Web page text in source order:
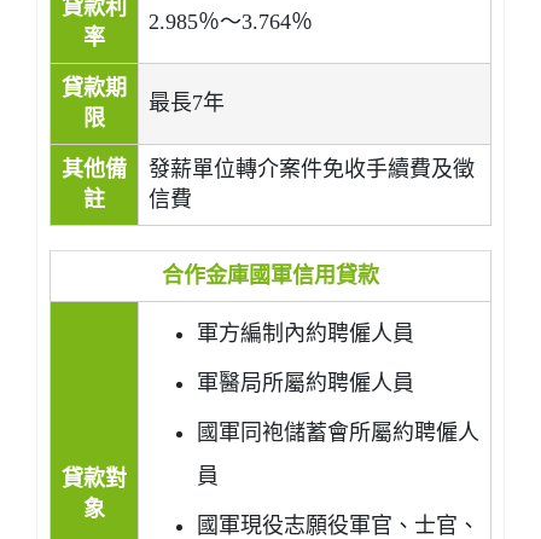
貸款利
率
2.985％～3.764％
貸款期
限
最長7年
其他備
註
發薪單位轉介案件免收手續費及徵
信費
合作金庫國軍信用貸款
貸款對
象
軍方編制內約聘僱人員
軍醫局所屬約聘僱人員
國軍同袍儲蓄會所屬約聘僱人
員
國軍現役志願役軍官、士官、